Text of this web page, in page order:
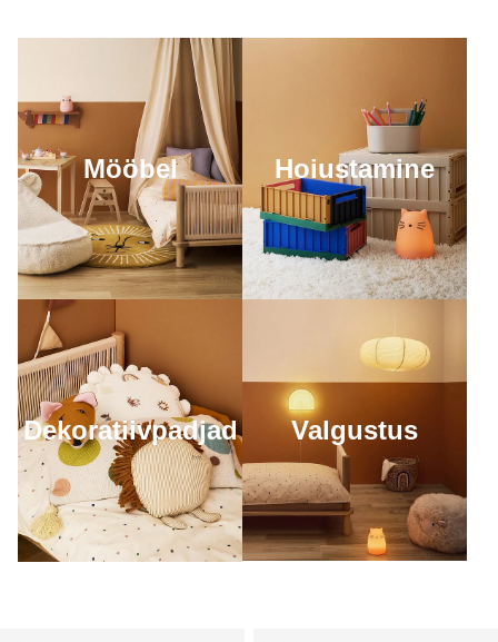
Mööbel Hoiustamine
Dekoratiivpadjad Valgustus